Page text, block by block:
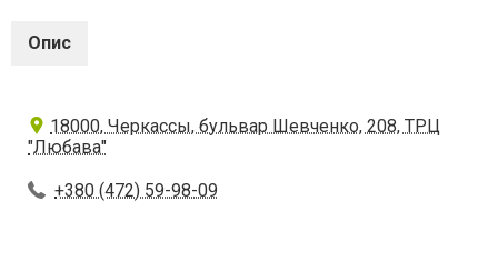
Опис
18000, Черкассы, бульвар Шевченко, 208, ТРЦ
"Любава"
+380 (472) 59-98-09